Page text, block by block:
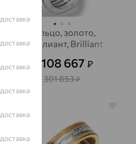
Кольцо, золото,
бриллиант, Brilliant
108 667 ₽
301 853₽
доставка
доставка
доставка
доставка
доставка
доставка